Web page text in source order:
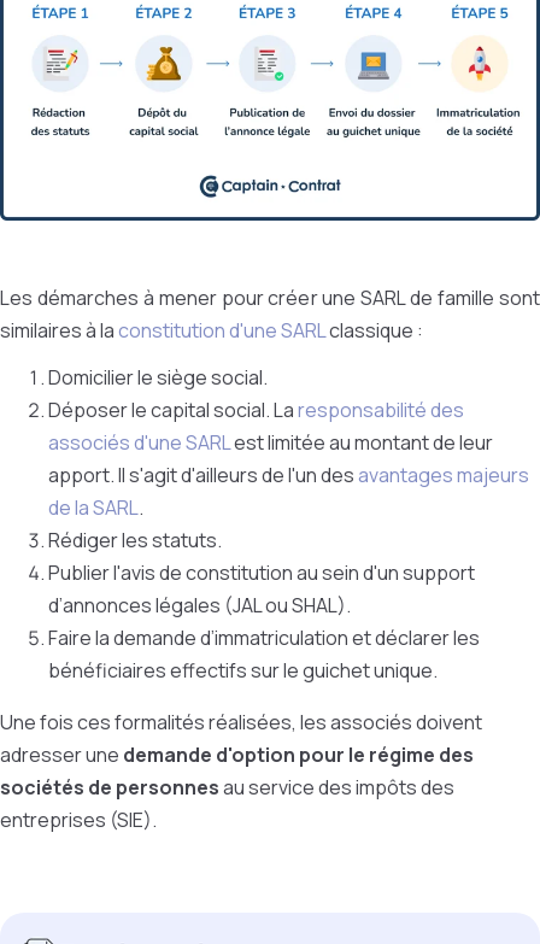
Les démarches à mener pour créer une SARL de famille sont
similaires à laconstitution d'une SARLclassique :
Domicilier le siège social.
Déposer le capital social. Laresponsabilité des
associés d'une SARLest limitée au montant de leur
apport. Il s'agit d'ailleurs de l'un desavantages majeurs
de la SARL.
Rédiger les statuts.
Publier l'avis de constitution au sein d'un support
d’annonces légales (JAL ou SHAL).
Faire la demande d’immatriculation et déclarer les
bénéficiaires effectifs sur le guichet unique.
Une fois ces formalités réalisées, les associés doivent
adresser une demande d'option pour le régime des
sociétés de personnesau service des impôts des
entreprises (SIE).